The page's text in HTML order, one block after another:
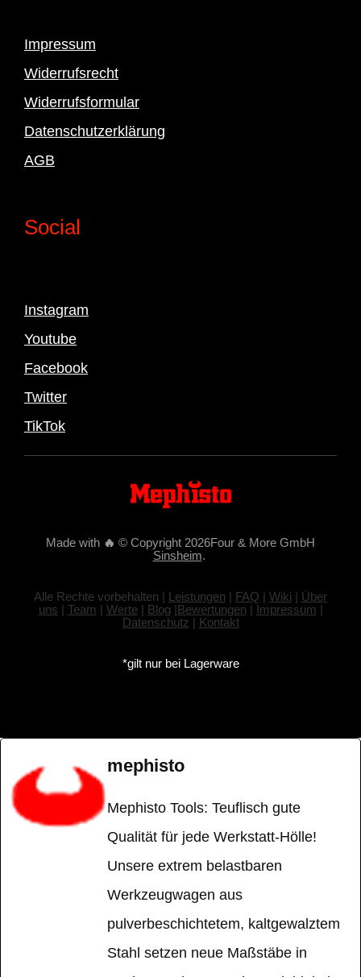
Impressum
Widerrufsrecht
Widerrufsformular
Datenschutzerklärung
AGB
Social
Instagram
Youtube
Facebook
Twitter
TikTok
Made with 🔥 © Copyright 2026Four & More GmbH
Sinsheim.
Alle Rechte vorbehalten | Leistungen | FAQ | Wiki | Über
uns | Team | Werte| Blog |Bewertungen | Impressum |
Datenschutz | Kontakt
*gilt nur bei Lagerware
mephisto
Mephisto Tools: Teuflisch gute
Qualität für jede Werkstatt-Hölle!
Unsere extrem belastbaren
Werkzeugwagen aus
pulverbeschichtetem, kaltgewalztem
Stahl setzen neue Maßstäbe in